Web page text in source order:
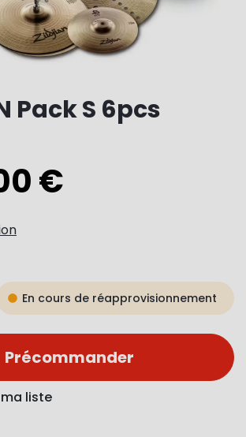
Pack S 6pcs
€
En cours de réapprovisionnement
Précommander
liste